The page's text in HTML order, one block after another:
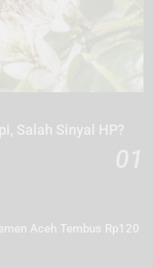
Salah Sinyal HP?
Aceh Tembus Rp120